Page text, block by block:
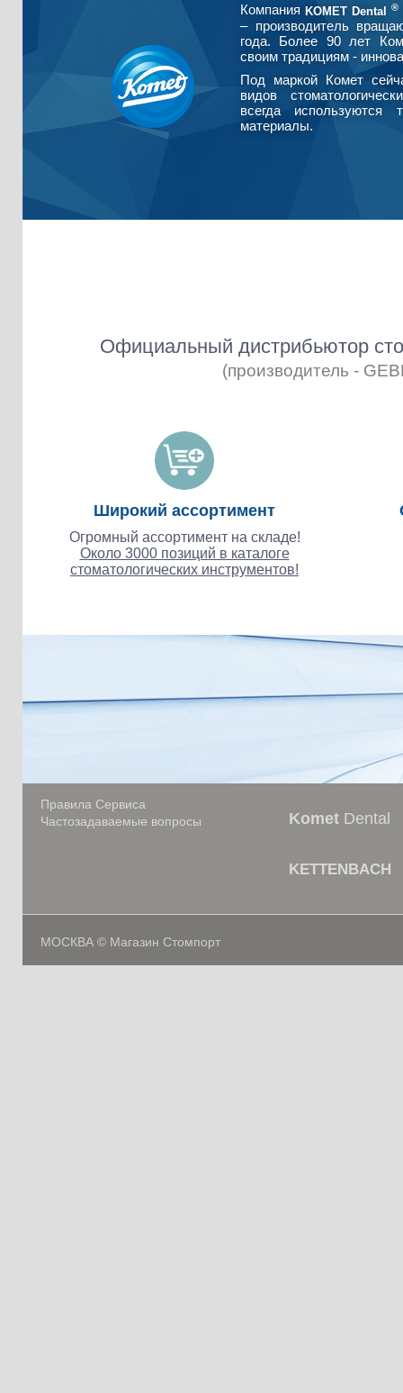
Компания KOMET Dental ®
– производитель
года. Более 90 лет
своим традициям -
Под маркой Комет
видов
всегда используются
материалы.
Официальный дистрибьютор
(производитель -
Широкий ассортимент
Огромный ассортимент на складе!
Около 3000 позиций в каталоге
стоматологических инструментов!
Правила Сервиса
Частозадаваемые вопросы
Komet Dental
KETTENBACH
МОСКВА © Магазин Стомпорт